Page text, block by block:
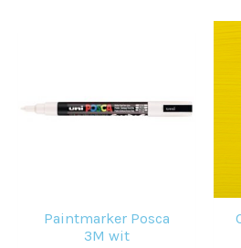
Paintmarker Posca
3M wit